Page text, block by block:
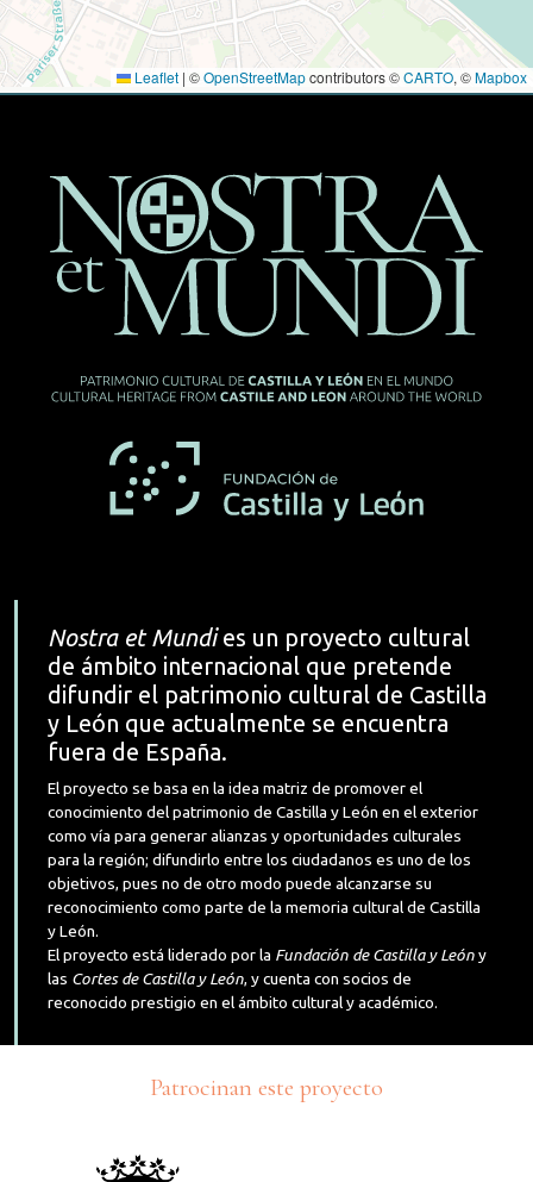
Leaflet | ©OpenStreetMapcontributors ©CARTO, ©Mapbox
Nostra et Mundies un proyecto cultural
de ámbito internacional que pretende
difundir el patrimonio cultural de Castilla
y León que actualmente se encuentra
fuera de España.
El proyecto se basa en la idea matriz de promover el
conocimiento del patrimonio de Castilla y León en el exterior
como vía para generar alianzas y oportunidades culturales
para la región; difundirlo entre los ciudadanos es uno de los
objetivos, pues no de otro modo puede alcanzarse su
reconocimiento como parte de la memoria cultural de Castilla
y León.
El proyecto está liderado por la Fundación de Castilla y Leóny
las Cortes de Castilla y León, y cuenta con socios de
reconocido prestigio en el ámbito cultural y académico.
Patrocinan este proyecto